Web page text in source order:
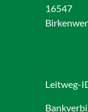
16547
Leitweg-